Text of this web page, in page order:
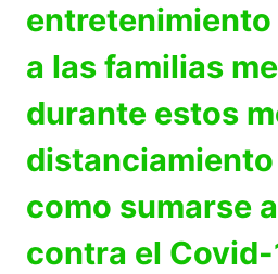
entretenimiento
a las familias
durante estos
como sumarse
contra el Covid-